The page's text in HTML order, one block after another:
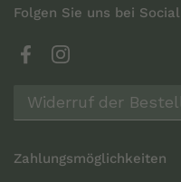
Folgen Sie uns bei
FacebookInstagram
Widerruf der
Zahlungsmöglichkeiten